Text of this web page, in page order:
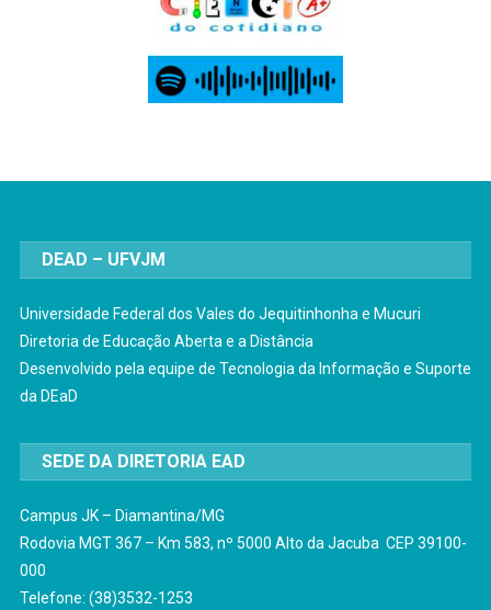
DEAD – UFVJM
Universidade Federal dos Vales do Jequitinhonha e Mucuri
Diretoria de Educação Aberta e a Distância
Desenvolvido pela equipe de Tecnologia da Informação e Suporte
da DEaD
SEDE DA DIRETORIA EAD
Campus JK – Diamantina/MG
Rodovia MGT 367 – Km 583, nº 5000 Alto da Jacuba CEP 39100-
000
Telefone: (38)3532-1253